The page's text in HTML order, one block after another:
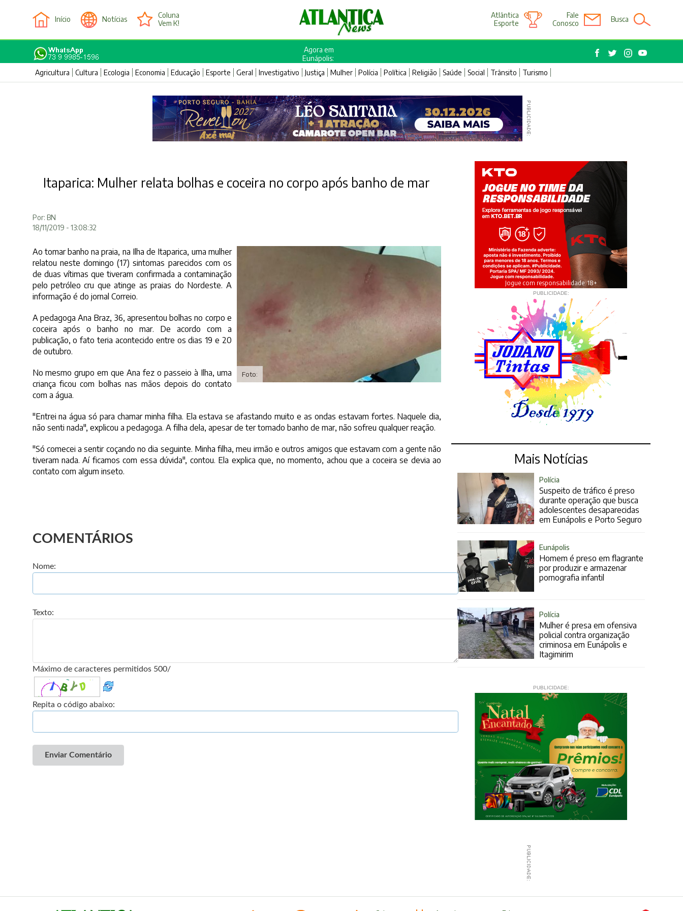
Início Notícias
Coluna
Vem K!
Atlântica
Esporte
Fale
Conosco
Busca
Agora em
Eunápolis:
Agricultura
Cultura Ecologia Economia Educação Esporte Geral Investigativo Justiça Mulher Polícia Política Religião Saúde Social Trânsito Turismo
Itaparica: Mulher relata bolhas e coceira no corpo após banho de mar
Por: BN
18/11/2019 - 13:08:32
Foto:
Ao tomar banho na praia, na Ilha de Itaparica, uma mulher
relatou neste domingo (17) sintomas parecidos com os
de duas vítimas que tiveram confirmada a contaminação
pelo petróleo cru que atinge as praias do Nordeste. A
informação é do jornal Correio.
A pedagoga Ana Braz, 36, apresentou bolhas no corpo e
coceira após o banho no mar. De acordo com a
publicação, o fato teria acontecido entre os dias 19 e 20
de outubro.
No mesmo grupo em que Ana fez o passeio à Ilha, uma
criança ficou com bolhas nas mãos depois do contato
com a água.
"Entrei na água só para chamar minha filha. Ela estava se afastando muito e as ondas estavam fortes. Naquele dia,
não senti nada", explicou a pedagoga. A filha dela, apesar de ter tomado banho de mar, não sofreu qualquer reação.
"Só comecei a sentir coçando no dia seguinte. Minha filha, meu irmão e outros amigos que estavam com a gente não
tiveram nada. Aí ficamos com essa dúvida", contou. Ela explica que, no momento, achou que a coceira se devia ao
contato com algum inseto.
COMENTÁRIOS
Nome:
Texto:
Máximo de caracteres permitidos 500/
Repita o código abaixo:
Enviar Comentário
Jogue com responsabilidade. 18+
PUBLICIDADE:
Mais Notícias
Polícia
Suspeito de tráfico é preso
durante operação que busca
adolescentes desaparecidas
em Eunápolis e Porto Seguro
Eunápolis
Homem é preso em flagrante
por produzir e armazenar
pornografia infantil
Polícia
Mulher é presa em ofensiva
policial contra organização
criminosa em Eunápolis e
Itagimirim
PUBLICIDADE: